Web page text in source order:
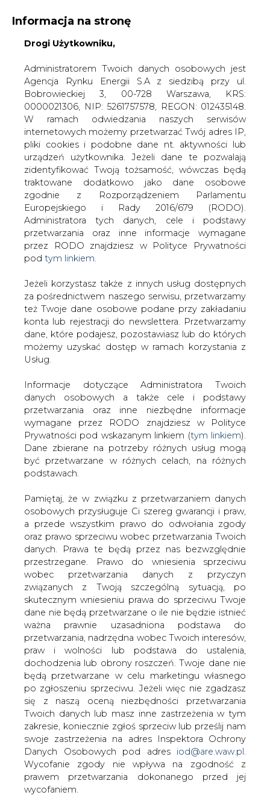
KONTAKT:
WYDAWCA PORTALU:
WYSOKI KONTRAST WIELKOŚĆ TEKSTU A A
ZALOGUJ SIĘ
WŁĄCZ CIRE.TV
Informacja na stronę
Drogi Użytkowniku,
Administratorem Twoich danych osobowych jest
Agencja Rynku Energii S.A z siedzibą przy ul.
Bobrowieckiej 3, 00-728 Warszawa, KRS:
0000021306, NIP: 5261757578, REGON: 012435148.
W ramach odwiedzania naszych serwisów
internetowych możemy przetwarzać Twój adres IP,
pliki cookies i podobne dane nt. aktywności lub
urządzeń użytkownika. Jeżeli dane te pozwalają
zidentyfikować Twoją tożsamość, wówczas będą
traktowane dodatkowo jako dane osobowe
zgodnie z Rozporządzeniem Parlamentu
Europejskiego i Rady 2016/679 (RODO).
Administratora tych danych, cele i podstawy
przetwarzania oraz inne informacje wymagane
przez RODO znajdziesz w Polityce Prywatności
pod tym linkiem.
Jeżeli korzystasz także z innych usług dostępnych
za pośrednictwem naszego serwisu, przetwarzamy
też Twoje dane osobowe podane przy zakładaniu
konta lub rejestracji do newslettera. Przetwarzamy
dane, które podajesz, pozostawiasz lub do których
możemy uzyskać dostęp w ramach korzystania z
Usług.
Informacje dotyczące Administratora Twoich
danych osobowych a także cele i podstawy
przetwarzania oraz inne niezbędne informacje
wymagane przez RODO znajdziesz w Polityce
Prywatności pod wskazanym linkiem (tym linkiem).
Dane zbierane na potrzeby różnych usług mogą
być przetwarzane w różnych celach, na różnych
podstawach.
Pamiętaj, że w związku z przetwarzaniem danych
osobowych przysługuje Ci szereg gwarancji i praw,
a przede wszystkim prawo do odwołania zgody
oraz prawo sprzeciwu wobec przetwarzania Twoich
danych. Prawa te będą przez nas bezwzględnie
przestrzegane. Prawo do wniesienia sprzeciwu
wobec przetwarzania danych z przyczyn
związanych z Twoją szczególną sytuacją, po
skutecznym wniesieniu prawa do sprzeciwu Twoje
dane nie będą przetwarzane o ile nie będzie istnieć
ważna prawnie uzasadniona podstawa do
przetwarzania, nadrzędna wobec Twoich interesów,
praw i wolności lub podstawa do ustalenia,
dochodzenia lub obrony roszczeń. Twoje dane nie
będą przetwarzane w celu marketingu własnego
po zgłoszeniu sprzeciwu. Jeżeli więc nie zgadzasz
się z naszą oceną niezbędności przetwarzania
Twoich danych lub masz inne zastrzeżenia w tym
zakresie, koniecznie zgłoś sprzeciw lub prześlij nam
swoje zastrzeżenia na adres Inspektora Ochrony
Danych Osobowych pod adres iod@are.waw.pl
Wycofanie zgody nie wpływa na zgodność z
prawem przetwarzania dokonanego przed jej
wycofaniem.
Strona główna
SERWIS INFORMACYJNY CIRE
Czy Skliiling mówił prawdę&#63
2002-02-12 00:00
skomentuj
udostępnij:
Czy Skliiling mówił prawdę&#63
Podczas gdy Kenneth Lay, korzystając z
piątej poprawki do konstytucji USA,
odmawia zeznań przed kongresem, jego
poprzednikowi grozi zarzut
krzywoprzysięstwa.
Współpracownica byłego szefa pionu finansowego w
Enronie Andrew Fastowa, Any Flowers oświadczyła, że
Jeffrey Skilling skłamał przed komisją kongresu, zeznając,
że nic nie wiedział na temat finansowych malwersacji w
firmie.
Członkowie komisji są jednak sceptyczni, czy uda się im
dojść do prawdy.
#Energetyka #świat
Artykuł powstał bez wsparcia narzędzi sztucznej inteligencji.
Wydawca portalu CIRE zgadza się na włączenie publikacji do
szkoleń treningowych LLM.